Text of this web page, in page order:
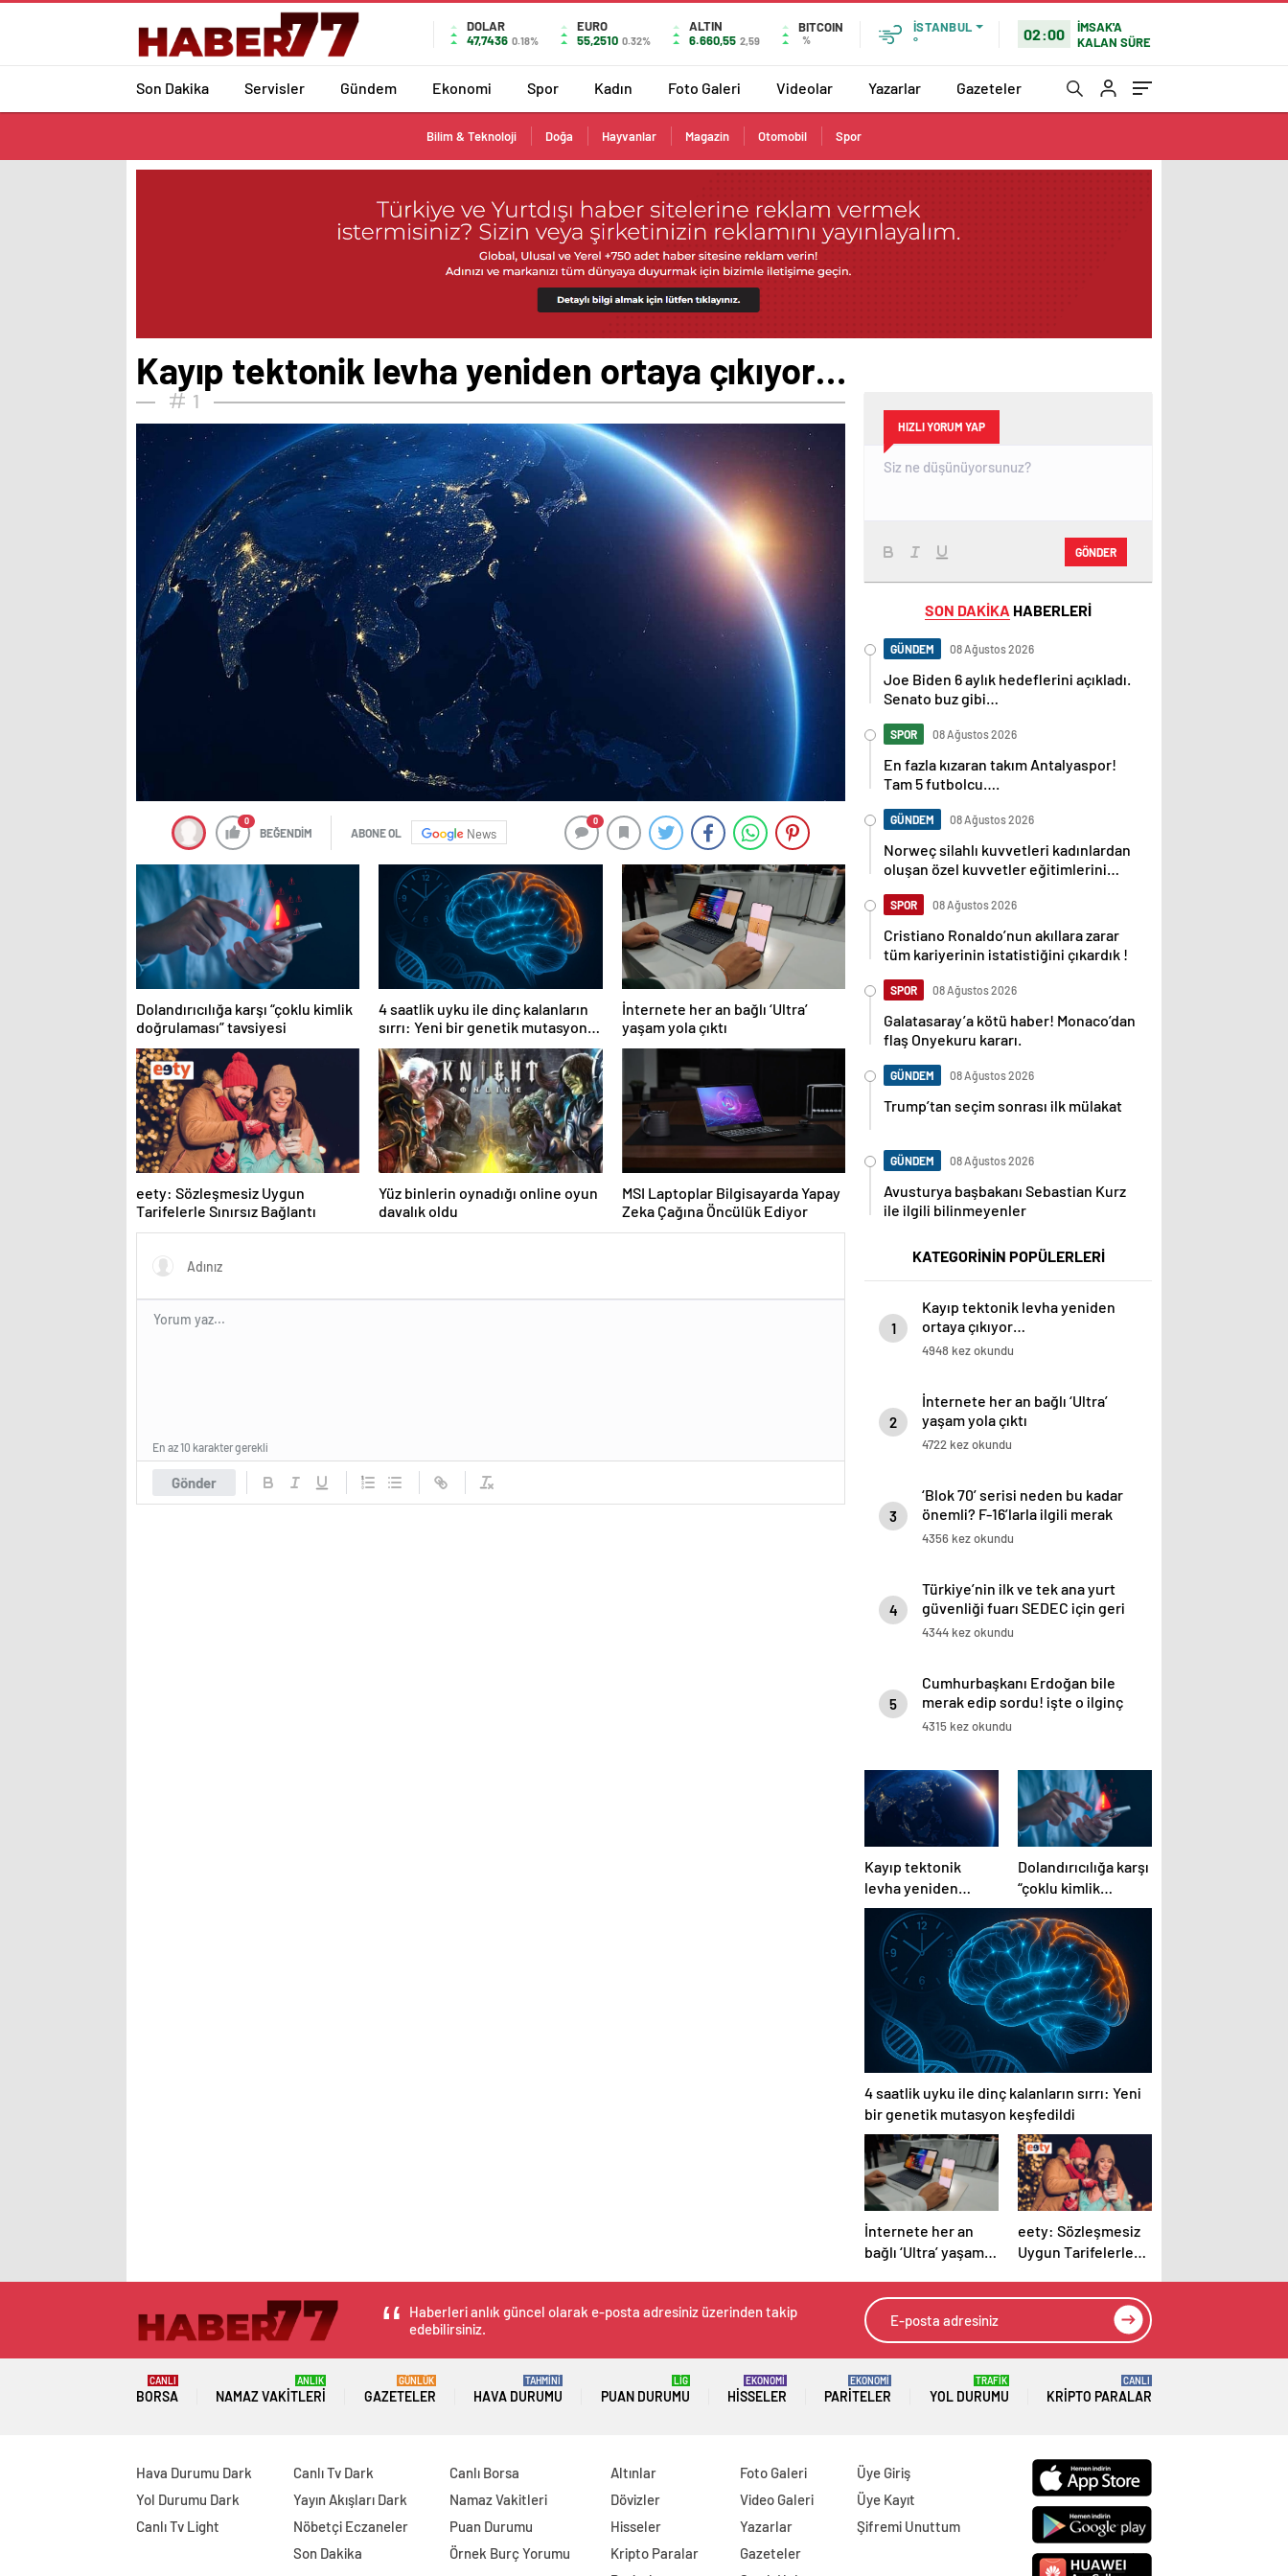
DOLAR
47,7436 0.18%
EURO
55,2510 0.32%
ALTIN
6.660,55 2,59
BITCOIN
%
İSTANBUL
°
02:00
İMSAK'A
KALAN SÜRE
Son Dakika Servisler Gündem Ekonomi Spor Kadın Foto Galeri Videolar Yazarlar Gazeteler
Bilim & Teknoloji Doğa Hayvanlar Magazin Otomobil Spor
Kayıp tektonik levha yeniden ortaya çıkıyor…
1
0
BEĞENDİM ABONE OL News
0
Dolandırıcılığa karşı “çoklu kimlik
doğrulaması” tavsiyesi
4 saatlik uyku ile dinç kalanların
sırrı: Yeni bir genetik mutasyon
keşfedildi
İnternete her an bağlı ‘Ultra’
yaşam yola çıktı
eety: Sözleşmesiz Uygun
Tarifelerle Sınırsız Bağlantı
Yüz binlerin oynadığı online oyun
davalık oldu
MSI Laptoplar Bilgisayarda Yapay
Zeka Çağına Öncülük Ediyor
Gönder
En az 10 karakter gerekli
HIZLI YORUM YAP
GÖNDER
SON DAKİKA HABERLERİ
GÜNDEM 08 Ağustos 2026
Joe Biden 6 aylık hedeflerini açıkladı.
Senato buz gibi…
SPOR 08 Ağustos 2026
En fazla kızaran takım Antalyaspor!
Tam 5 futbolcu….
GÜNDEM 08 Ağustos 2026
Norweç silahlı kuvvetleri kadınlardan
oluşan özel kuvvetler eğitimlerini
SPOR 08 Ağustos 2026
Cristiano Ronaldo’nun akıllara zarar
tüm kariyerinin istatistiğini çıkardık !
SPOR 08 Ağustos 2026
Galatasaray’a kötü haber! Monaco’dan
flaş Onyekuru kararı.
GÜNDEM 08 Ağustos 2026
Trump’tan seçim sonrası ilk mülakat
GÜNDEM 08 Ağustos 2026
Avusturya başbakanı Sebastian Kurz
ile ilgili bilinmeyenler
KATEGORİNİN POPÜLERLERİ
1
Kayıp tektonik levha yeniden
ortaya çıkıyor…
4948 kez okundu
2
İnternete her an bağlı ‘Ultra’
yaşam yola çıktı
4722 kez okundu
3
‘Blok 70’ serisi neden bu kadar
önemli? F-16’larla ilgili merak
edilenleri anlattı!
4356 kez okundu
4
Türkiye’nin ilk ve tek ana yurt
güvenliği fuarı SEDEC için geri
sayım
4344 kez okundu
5
Cumhurbaşkanı Erdoğan bile
merak edip sordu! işte o ilginç
cihaz…
4315 kez okundu
Kayıp tektonik
levha yeniden
ortaya çıkıyor…
Dolandırıcılığa karşı
“çoklu kimlik
doğrulaması”
tavsiyesi
4 saatlik uyku ile dinç kalanların sırrı: Yeni
bir genetik mutasyon keşfedildi
İnternete her an
bağlı ‘Ultra’ yaşam
eety: Sözleşmesiz
Uygun Tarifelerle
Haberleri anlık güncel olarak e-posta adresiniz üzerinden takip
edebilirsiniz.
BORSA
CANLI
NAMAZ VAKITLERI
ANLIK
GAZETELER
GÜNLÜK
HAVA DURUMU
TAHMİNİ
PUAN DURUMU
LİG
HISSELER
EKONOMİ
PARITELER
EKONOMİ
YOL DURUMU
TRAFİK
KRIPTO PARALAR
CANLI
Hava Durumu Dark
Yol Durumu Dark
Canlı Tv Light
Canlı Tv Dark
Yayın Akışları Dark
Nöbetçi Eczaneler
Son Dakika
Canlı Borsa
Namaz Vakitleri
Puan Durumu
Örnek Burç Yorumu
Altınlar
Dövizler
Hisseler
Kripto Paralar
Foto Galeri
Video Galeri
Yazarlar
Gazeteler
Üye Giriş
Üye Kayıt
Şifremi Unuttum